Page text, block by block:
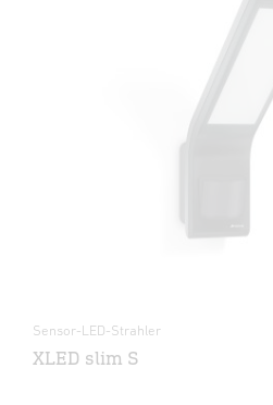
Sensor-LED-Strahler
XLED slim S